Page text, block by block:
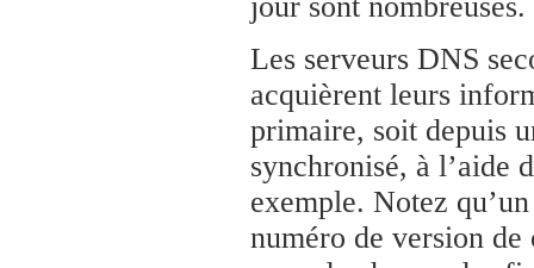
Les serveurs DNS
acquièrent leurs
primaire, soit depuis
synchronisé, à l’aide
exemple. Notez
numéro de version de